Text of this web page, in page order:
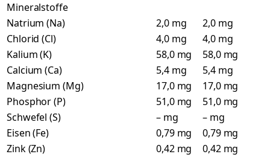
Mineralstoffe
Natrium (Na)
2,0 mg
2,0 mg
Chlorid (Cl)
4,0 mg
4,0 mg
Kalium (K)
58,0 mg
58,0 mg
Calcium (Ca)
5,4 mg
5,4 mg
Magnesium (Mg)
17,0 mg
17,0 mg
Phosphor (P)
51,0 mg
51,0 mg
Schwefel (S)
– mg
– mg
Eisen (Fe)
0,79 mg
0,79 mg
Zink (Zn)
0,42 mg
0,42 mg